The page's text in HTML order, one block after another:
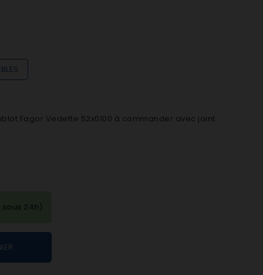
Fagor Vedette 52x0100 à commander avec joint
24h)